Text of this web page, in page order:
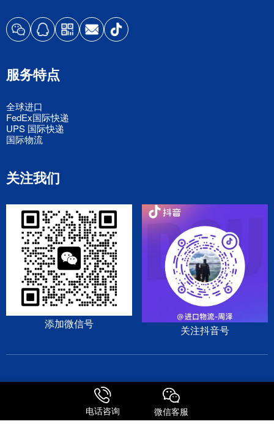
服务特点
全球进口
FedEx国际快递
UPS 国际快递
国际物流
关注我们
添加微信号 关注抖音号
日本专线美国专线
电话咨询 微信客服